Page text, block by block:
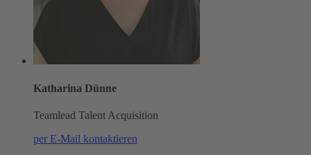
Katharina Dünne
Teamlead Talent Acquisition
per E-Mail kontaktieren